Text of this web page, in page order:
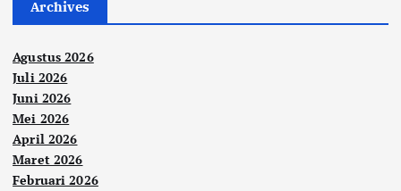
Archives
Agustus 2026
Juli 2026
Juni 2026
Mei 2026
April 2026
Maret 2026
Februari 2026